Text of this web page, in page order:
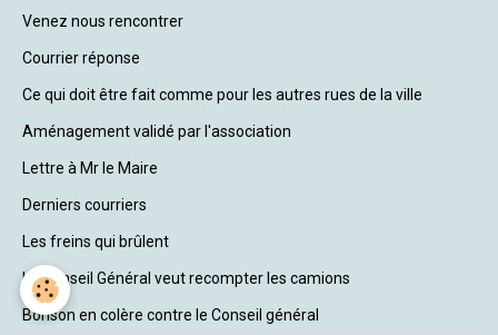
Venez nous rencontrer
Courrier réponse
Ce qui doit être fait comme pour les autres rues de la ville
Aménagement validé par l'association
Lettre à Mr le Maire
Derniers courriers
Les freins qui brûlent
Le Conseil Général veut recompter les camions
Bonson en colère contre le Conseil général